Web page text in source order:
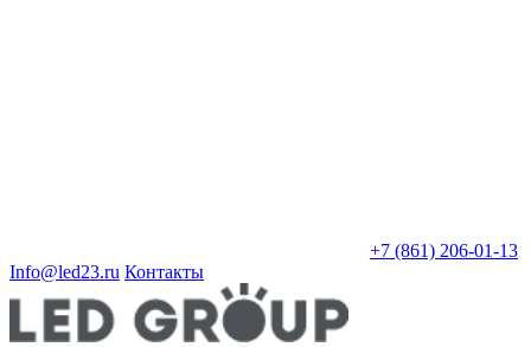
+7 (861) 206-01-13
Info@led23.ru Контакты